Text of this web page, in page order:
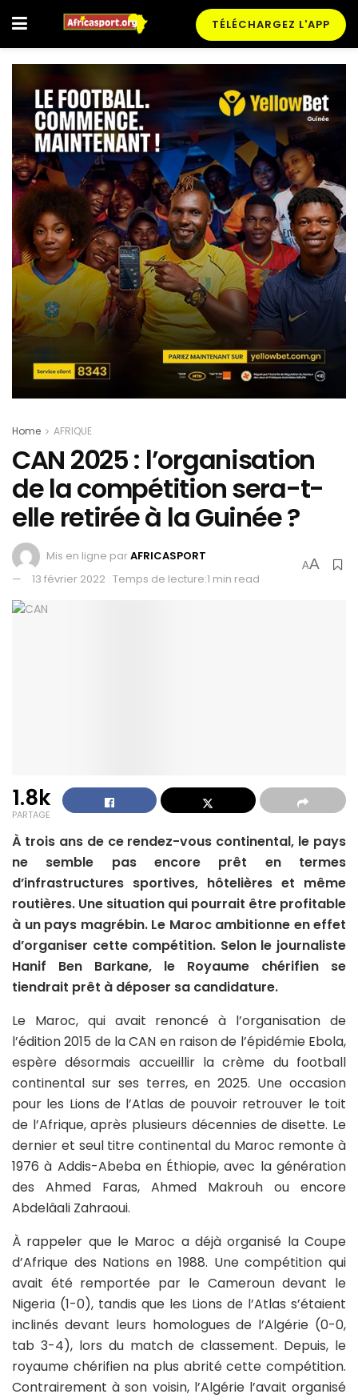
TÉLÉCHARGEZ L'APP
Home AFRIQUE
CAN 2025 : l’organisation
de la compétition sera-t-
elle retirée à la Guinée ?
Mis en ligne parAFRICASPORT
13 février 2022 Temps de lecture:1 min read
AA
1.8k
PARTAGE
À trois ans de ce rendez-vous continental, le pays
ne semble pas encore prêt en termes
d’infrastructures sportives, hôtelières et même
routières. Une situation qui pourrait être profitable
à un pays magrébin. Le Maroc ambitionne en effet
d’organiser cette compétition. Selon le journaliste
Hanif Ben Barkane, le Royaume chérifien se
tiendrait prêt à déposer sa candidature.
Le Maroc, qui avait renoncé à l’organisation de
l’édition 2015 de la CAN en raison de l’épidémie Ebola,
espère désormais accueillir la crème du football
continental sur ses terres, en 2025. Une occasion
pour les Lions de l’Atlas de pouvoir retrouver le toit
de l’Afrique, après plusieurs décennies de disette. Le
dernier et seul titre continental du Maroc remonte à
1976 à Addis-Abeba en Éthiopie, avec la génération
des Ahmed Faras, Ahmed Makrouh ou encore
Abdelâali Zahraoui.
À rappeler que le Maroc a déjà organisé la Coupe
d’Afrique des Nations en 1988. Une compétition qui
avait été remportée par le Cameroun devant le
Nigeria (1-0), tandis que les Lions de l’Atlas s’étaient
inclinés devant leurs homologues de l’Algérie (0-0,
tab 3-4), lors du match de classement. Depuis, le
royaume chérifien na plus abrité cette compétition.
Contrairement à son voisin, l’Algérie l’avait organisé